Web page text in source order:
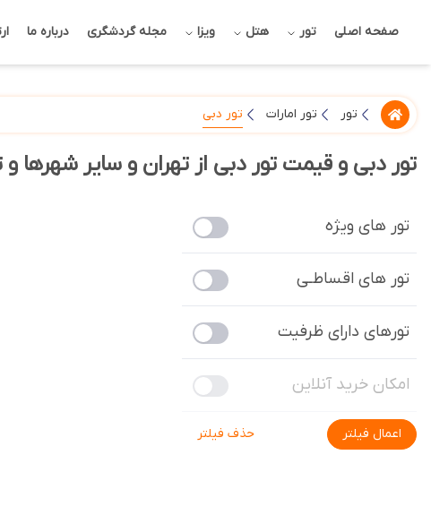
صفحه اصلی تور هتل ویزا مجله گردشگری درباره ما
تور تور امارات تور دبی
تور دبی و قیمت تور دبی از تهران و سایر شهرها و
تور های ویژه
تور های اقساطـی
تورهای دارای ظرفیت
امکان خرید آنلاین
اعمال فیلتر حذف فیلتر